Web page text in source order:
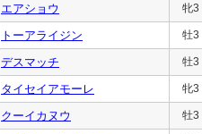
エアショウ 牝3
トーアライジン 牡3
デスマッチ 牡3
タイセイアモーレ 牝3
クーイカヌウ 牡3